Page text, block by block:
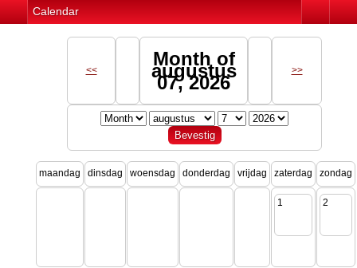
Calendar
<<
Month of
augustus
07, 2026
>>
maandag dinsdag woensdag donderdag vrijdag zaterdag zondag
1 2